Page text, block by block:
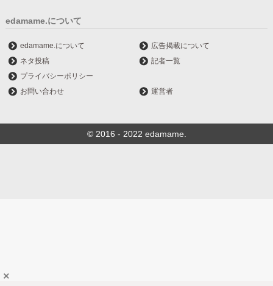
edamame.について
edamame.について
広告掲載について
ネタ投稿
記者一覧
プライバシーポリシー
お問い合わせ
運営者
© 2016 - 2022 edamame.
×